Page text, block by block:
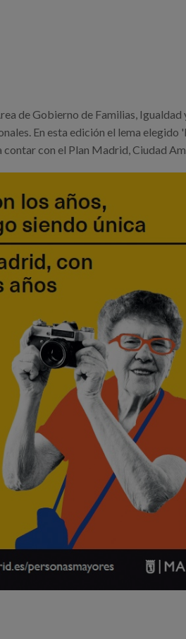
de Gobierno de Familias, Igualdad
En esta edición el lema
con el Plan Madrid, Ciudad